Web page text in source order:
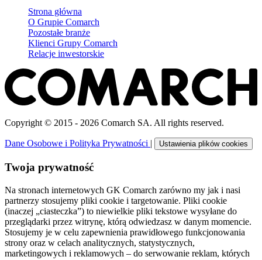
Strona główna
O Grupie Comarch
Pozostałe branże
Klienci Grupy Comarch
Relacje inwestorskie
Copyright © 2015 - 2026 Comarch SA. All rights reserved.
Dane Osobowe i Polityka Prywatności | Ustawienia plików cookies
Twoja prywatność
Na stronach internetowych GK Comarch zarówno my jak i nasi
partnerzy stosujemy pliki cookie i targetowanie. Pliki cookie
(inaczej „ciasteczka”) to niewielkie pliki tekstowe wysyłane do
przeglądarki przez witrynę, którą odwiedzasz w danym momencie.
Stosujemy je w celu zapewnienia prawidłowego funkcjonowania
strony oraz w celach analitycznych, statystycznych,
marketingowych i reklamowych – do serwowanie reklam, których